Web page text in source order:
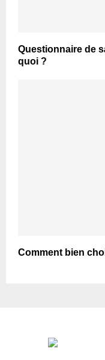
Questionnaire de
quoi ?
Comment bien